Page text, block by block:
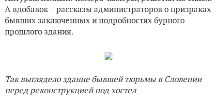
А вдобавок – рассказы администраторов о призраках
бывших заключенных и подробностях бурного
прошлого здания.
Так выглядело здание бывшей тюрьмы в Словении
перед реконструкцией под хостел